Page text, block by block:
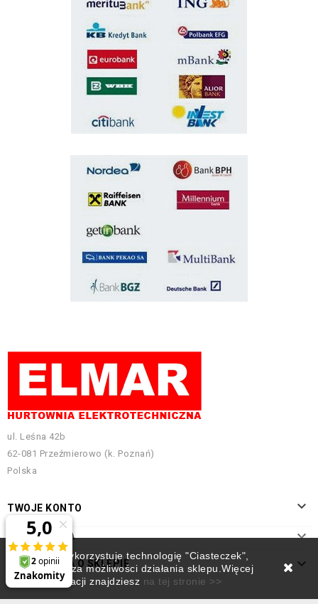
Ten sklep wykorzystuje technologię "Ciasteczek",
która rozszerza możliwości działania sklepu.Więcej
informacji znajdziesz na tej stronie >>
ul. Leśna 42b
62-081 Przeźmierowo (k. Poznań)
Polska
TWOJE KONTO 
INFORMACJA 
INFORMACJA O SKLEPIE 